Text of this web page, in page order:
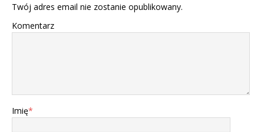
Twój adres email nie zostanie opublikowany.
Komentarz
Imię*